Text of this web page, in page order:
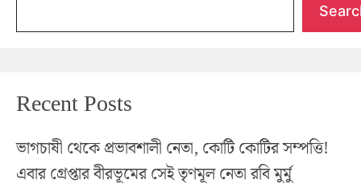
Recent Posts
ভাগচাষী থেকে প্রভাবশালী নেতা, কোটি কোটির সম্পত্তি!
এবার গ্রেপ্তার বীরভূমের সেই তৃণমূল নেতা রবি মুর্মু